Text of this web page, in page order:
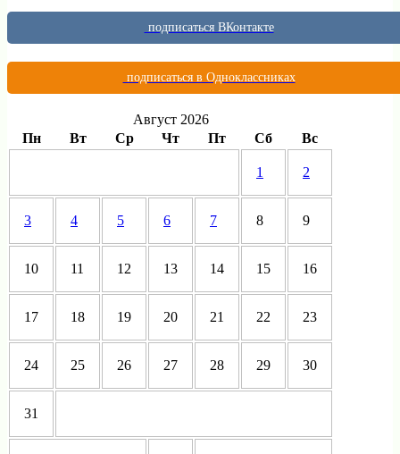
подписаться ВКонтакте
подписаться в Одноклассниках
Август 2026
Пн
Вт Ср Чт Пт Сб Вс
1 2
3 4 5 6 7 8 9
10 11 12 13 14 15 16
17 18 19 20 21 22 23
24 25 26 27 28 29 30
31